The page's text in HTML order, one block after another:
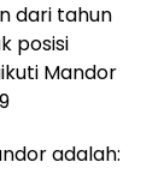
dari tahun
posisi
Mandor
adalah: